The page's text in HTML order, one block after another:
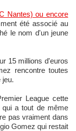
Nantes) ou encore
été associé au
le nom d'un jeune
15 millions d'euros
rencontre toutes
jeu.
League cette
qui a tout de même
pas vraiment dans
Gomez qui restait